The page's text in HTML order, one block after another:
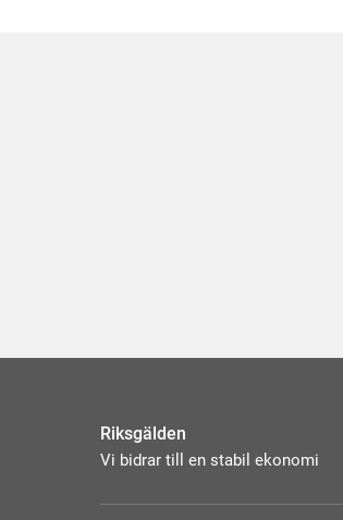
Riksgälden
Vi bidrar till en stabil ekonomi